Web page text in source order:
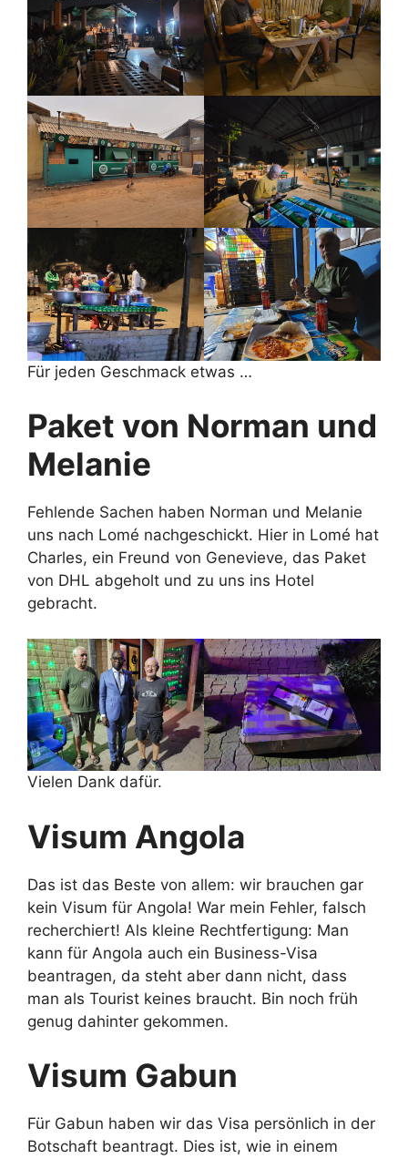
Für jeden Geschmack etwas …
Paket von Norman und
Melanie
Fehlende Sachen haben Norman und Melanie
uns nach Lomé nachgeschickt. Hier in Lomé hat
Charles, ein Freund von Genevieve, das Paket
von DHL abgeholt und zu uns ins Hotel
gebracht.
Vielen Dank dafür.
Visum Angola
Das ist das Beste von allem: wir brauchen gar
kein Visum für Angola! War mein Fehler, falsch
recherchiert! Als kleine Rechtfertigung: Man
kann für Angola auch ein Business-Visa
beantragen, da steht aber dann nicht, dass
man als Tourist keines braucht. Bin noch früh
genug dahinter gekommen.
Visum Gabun
Für Gabun haben wir das Visa persönlich in der
Botschaft beantragt. Dies ist, wie in einem